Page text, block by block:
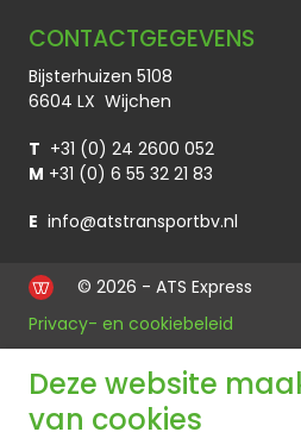
CONTACTGEGEVENS
Bijsterhuizen 5108
6604 LX Wijchen
T +31 (0) 24 2600 052
M +31 (0) 6 55 32 21 83
E info@atstransportbv.nl
© 2026 - ATS Express
Privacy- en cookiebeleid
Deze website
van cookies